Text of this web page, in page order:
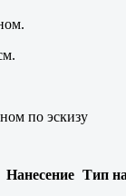
по эскизу
Нанесение Тип